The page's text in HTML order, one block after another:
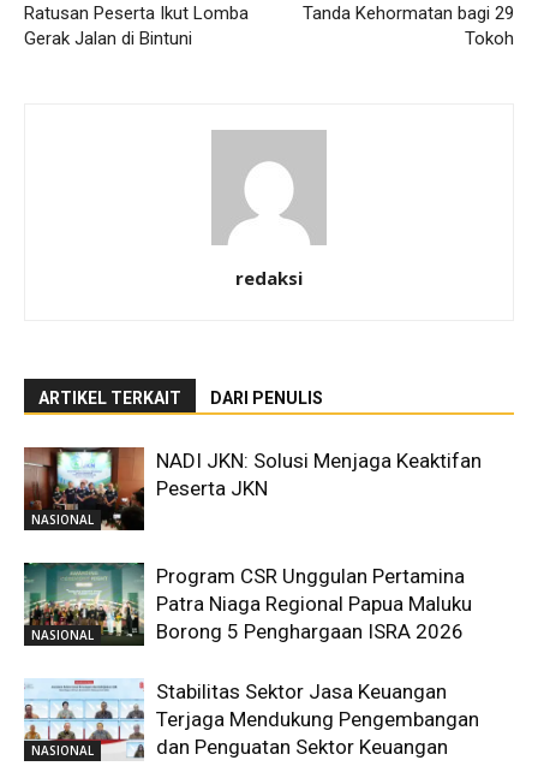
Ratusan Peserta Ikut Lomba
Gerak Jalan di Bintuni
Tanda Kehormatan bagi 29
Tokoh
redaksi
ARTIKEL TERKAIT DARI PENULIS
NASIONAL
NADI JKN: Solusi Menjaga Keaktifan
Peserta JKN
NASIONAL
Program CSR Unggulan Pertamina
Patra Niaga Regional Papua Maluku
Borong 5 Penghargaan ISRA 2026
NASIONAL
Stabilitas Sektor Jasa Keuangan
Terjaga Mendukung Pengembangan
dan Penguatan Sektor Keuangan